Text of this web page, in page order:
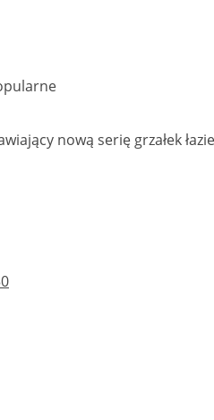
nową serię grzałek